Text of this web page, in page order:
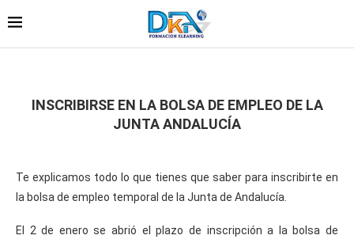
INSCRIBIRSE EN LA BOLSA DE EMPLEO DE LA
JUNTA ANDALUCÍA
Te explicamos todo lo que tienes que saber para inscribirte en
la bolsa de empleo temporal de la Junta de Andalucía.
El 2 de enero se abrió el plazo de inscripción a la bolsa de